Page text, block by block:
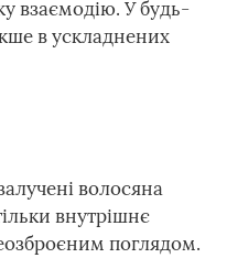
взаємодію. У будь-
в ускладнених
волосяна
внутрішнє
поглядом.